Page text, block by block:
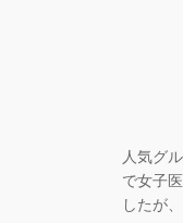
人気グ
で女子
したが